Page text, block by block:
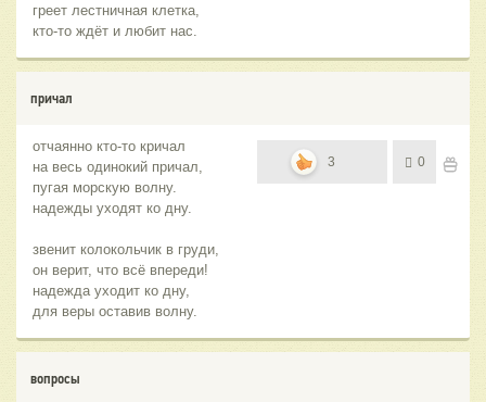
греет лестничная клетка,
кто-то ждёт и любит нас.
причал
отчаянно кто-то кричал
на весь одинокий причал,
пугая морскую волну.
надежды уходят ко дну.
звенит колокольчик в груди,
он верит, что всё впереди!
надежда уходит ко дну,
для веры оставив волну.
3 0
вопросы